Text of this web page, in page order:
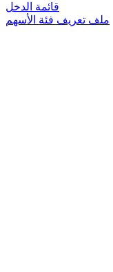
قائمة الدخل
ملف تعريف فئة الأسهم